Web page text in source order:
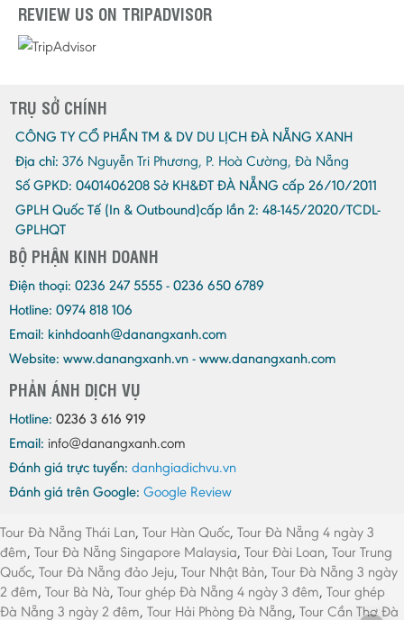
REVIEW US ON TRIPADVISOR
TRỤ SỞ CHÍNH
CÔNG TY CỔ PHẦN TM & DV DU LỊCH ĐÀ NẴNG XANH
Địa chỉ: 376 Nguyễn Tri Phương, P. Hoà Cường, Đà Nẵng
Số GPKD: 0401406208 Sở KH&ĐT ĐÀ NẴNG cấp 26/10/2011
GPLH Quốc Tế (In & Outbound)cấp lần 2: 48-145/2020/TCDL-
GPLHQT
BỘ PHẬN KINH DOANH
Điện thoại: 0236 247 5555 - 0236 650 6789
Hotline: 0974 818 106
Email: kinhdoanh@danangxanh.com
Website: www.danangxanh.vn - www.danangxanh.com
PHẢN ÁNH DỊCH VỤ
Hotline: 0236 3 616 919
Email: info@danangxanh.com
Đánh giá trực tuyến: danhgiadichvu.vn
Đánh giá trên Google: Google Review
Tour Đà Nẵng Thái Lan, Tour Hàn Quốc, Tour Đà Nẵng 4 ngày 3
đêm, Tour Đà Nẵng Singapore Malaysia, Tour Đài Loan, Tour Trung
Quốc, Tour Đà Nẵng đảo Jeju, Tour Nhật Bản, Tour Đà Nẵng 3 ngày
2 đêm, Tour Bà Nà, Tour ghép Đà Nẵng 4 ngày 3 đêm, Tour ghép
Đà Nẵng 3 ngày 2 đêm, Tour Hải Phòng Đà Nẵng, Tour Cần Thơ Đà